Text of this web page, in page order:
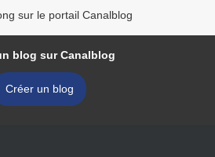
sur le portail Canalblog
blog sur Canalblog
Créer un blog